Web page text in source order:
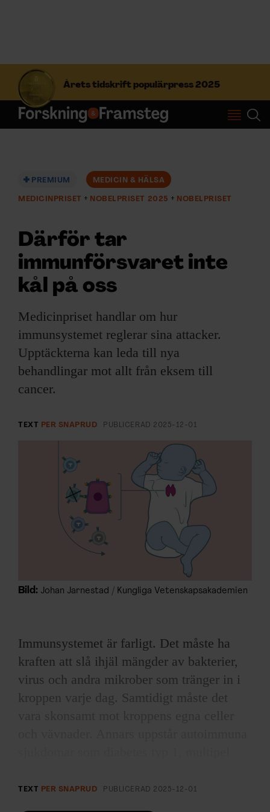
Årets tidskrift populärpress 2025
S
f
t
Prenumerera
ÄMNEN
ARKIV & E-TIDNING
EVENEMANG & RESOR
SHOP
PRENUMERERA PÅ F&F
ANNONSERA I F&F
OM F&F
PREMIUM MEDICIN & HÄLSA
MEDICINPRISET NOBELPRISET 2025 NOBELPRISET
Därför tar
immunförsvaret inte
kål på oss
Medicinpriset handlar om hur
immunsystemet reglerar sina attacker.
Upptäckterna kan leda till nya
behandlingar mot allt från eksem till
cancer.
TEXT PER SNAPRUD PUBLICERAD 2025-12-01
Bild: Johan Jarnestad / Kungliga Vetenskapsakademien
Immunsystemet är farligt. Det måste ha
kraften att slå ihjäl mängder av bakterier,
virus och andra mikrober som tränger in i
kroppen varje dag. Samtidigt måste det
TEXT PER SNAPRUD PUBLICERAD 2025-12-01